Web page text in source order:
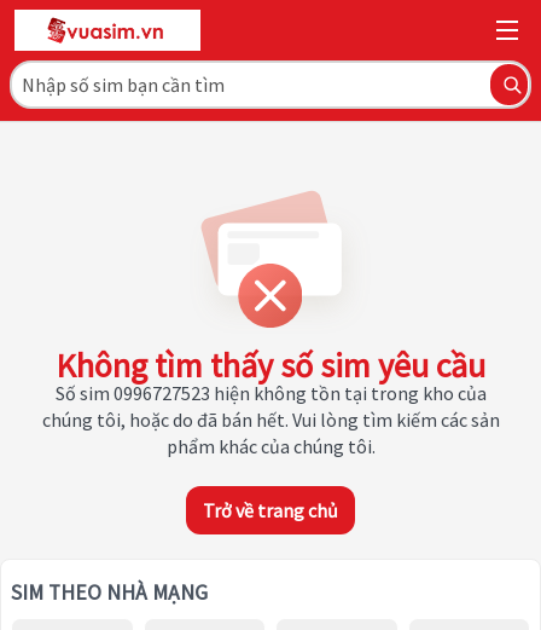
Không tìm thấy số sim yêu cầu
Số sim 0996727523 hiện không tồn tại trong kho của
chúng tôi, hoặc do đã bán hết. Vui lòng tìm kiếm các sản
phẩm khác của chúng tôi.
Trở về trang chủ
SIM THEO NHÀ MẠNG